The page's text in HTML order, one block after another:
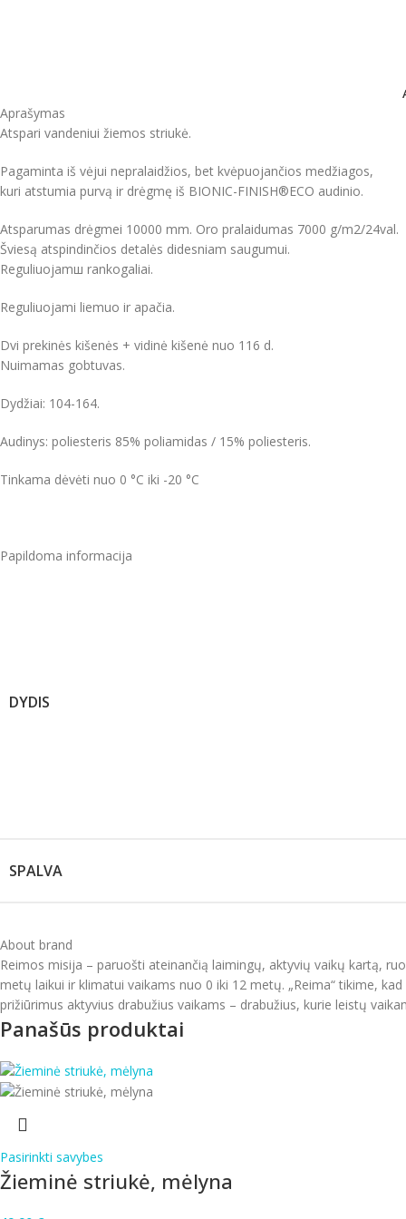
Aprašymas
Atspari vandeniui žiemos striukė.
Pagaminta iš vėjui nepralaidžios, bet kvėpuojančios medžiagos,
kuri atstumia purvą ir drėgmę iš BIONIC-FINISH®ECO audinio.
Atsparumas drėgmei 10000 mm. Oro pralaidumas 7000 g/m2/24val.
Šviesą atspindinčios detalės didesniam saugumui.
Reguliuojamш rankogaliai.
Reguliuojami liemuo ir apačia.
Dvi prekinės kišenės + vidinė kišenė nuo 116 d.
Nuimamas gobtuvas.
Dydžiai: 104-164.
Audinys: poliesteris 85% poliamidas / 15% poliesteris.
Tinkama dėvėti nuo 0 °C iki -20 °C
Papildoma informacija
DYDIS
SPALVA
About brand
Reimos misija – paruošti ateinančią laimingų, aktyvių vaikų kartą,
metų laikui ir klimatui vaikams nuo 0 iki 12 metų. „Reima“ tikime,
prižiūrimus aktyvius drabužius vaikams – drabužius, kurie leistų
Panašūs produktai
Pasirinkti savybes
Žieminė striukė, mėlyna